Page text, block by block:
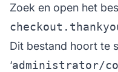
Zoek en open het
Dit bestand hoort te
‘administrator/